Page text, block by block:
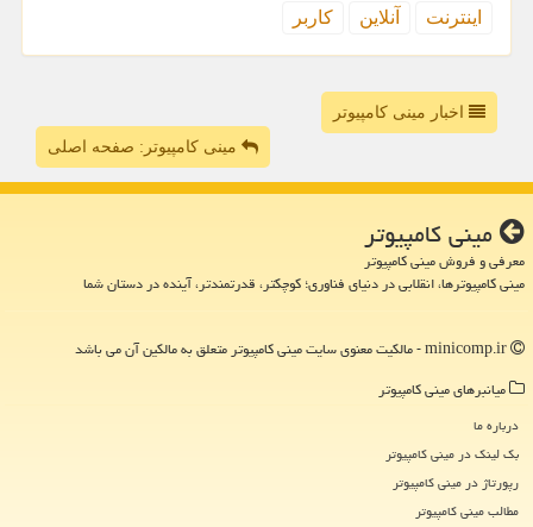
اینترنت
آنلاین كاربر
اخبار مینی کامپیوتر
مینی کامپیوتر: صفحه اصلی
مینی كامپیوتر
معرفی و فروش مینی کامپیوتر
مینی کامپیوترها، انقلابی در دنیای فناوری؛ کوچکتر، قدرتمندتر، آینده در دستان شما
میانبرهای مینی كامپیوتر
درباره ما
بک لینک در مینی كامپیوتر
رپورتاژ در مینی كامپیوتر
مطالب مینی كامپیوتر